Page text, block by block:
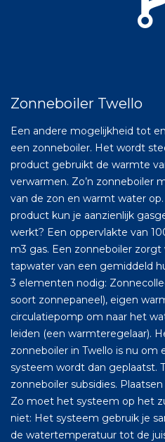
Zonneboiler Twello
Een andere mogelijkheid tot
een zonneboiler. Het wordt
product gebruikt de warmte
verwarmen. Zo’n zonneboiler
van de zon en warmt water
product kun je aanzienlijk
werkt? Een oppervlakte van
m3 gas. Een zonneboiler
tapwater van een gemiddeld
3 elementen nodig:
soort zonnepaneel), eigen
circulatiepomp om naar het
leiden (een warmteregelaar).
zonneboiler in Twello is nu om
systeem wordt dan geplaatst.
zonneboiler subsidies.
Zo moet het systeem op het
niet: Het systeem gebruik je
de watertemperatuur tot de